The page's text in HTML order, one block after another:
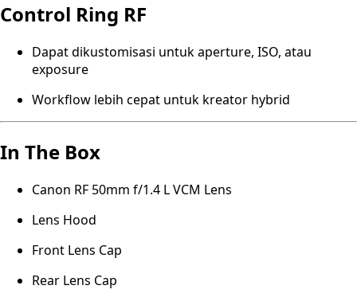
Control Ring RF
Dapat dikustomisasi untuk aperture, ISO, atau
exposure
Workflow lebih cepat untuk kreator hybrid
In The Box
Canon RF 50mm f/1.4 L VCM Lens
Lens Hood
Front Lens Cap
Rear Lens Cap